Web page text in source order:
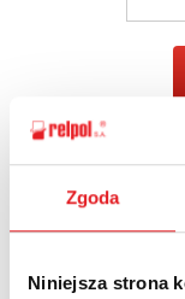
Zgoda
Niniejsza strona
Ask